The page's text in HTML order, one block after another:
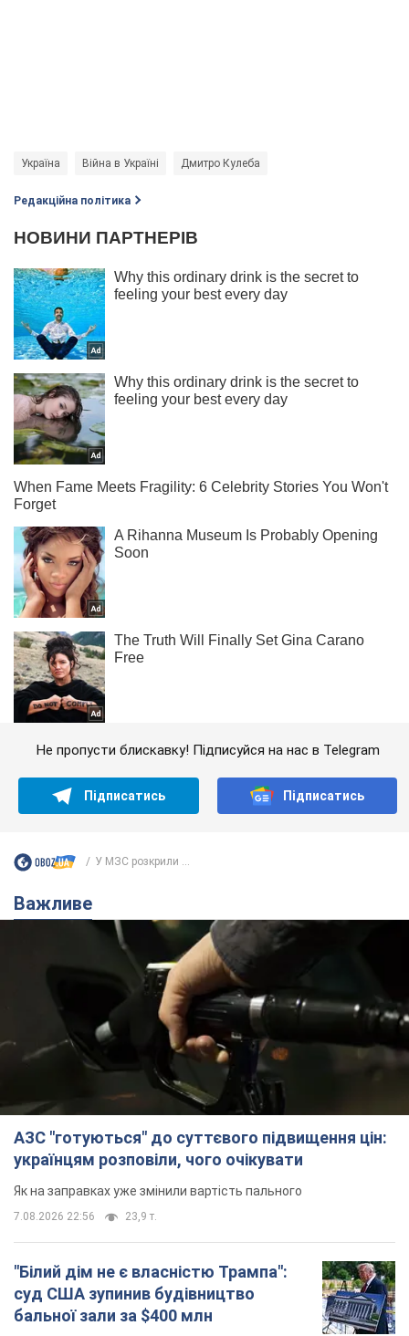
Україна Війна в Україні Дмитро Кулеба
Редакційна політика
Не пропусти блискавку! Підписуйся на нас в Telegram
Підписатись Підписатись
У МЗС розкрили ...
Важливе
АЗС "готуються" до суттєвого підвищення цін:
українцям розповіли, чого очікувати
Як на заправках уже змінили вартість пального
7.08.2026 22:56 23,9 т.
"Білий дім не є власністю Трампа":
суд США зупинив будівництво
бальної зали за $400 млн